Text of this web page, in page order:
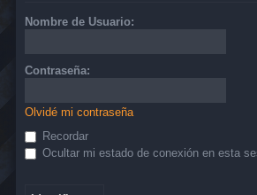
Nombre de Usuario:
Contraseña:
Olvidé mi contraseña
Recordar
Ocultar mi estado de conexión en esta